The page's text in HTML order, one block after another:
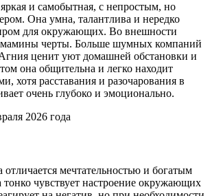
и самобытная, с непростым, но
Она умна, талантлива и нередко
для окружающих. Во внешности
мамины черты. Больше шумных компаний
ценит уют домашней обстановки и
она общительна и легко находит
хотя расставания и разочарования в
очень глубоко и эмоционально.
отличается мечтательностью и богатым
чувствует настроение окружающих